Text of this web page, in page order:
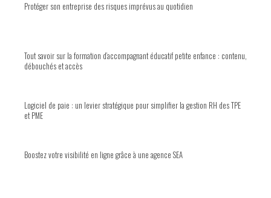
Protéger son entreprise des risques imprévus au quotidien
Tout savoir sur la formation d’accompagnant éducatif petite enfance : contenu,
débouchés et accès
Logiciel de paie : un levier stratégique pour simplifier la gestion RH des TPE
et PME
Boostez votre visibilité en ligne grâce à une agence SEA